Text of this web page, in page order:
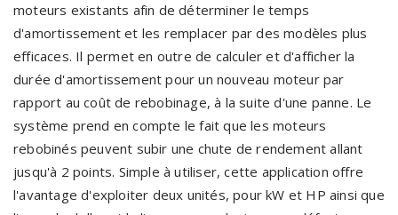
moteurs existants afin de déterminer le temps
d'amortissement et les remplacer par des modèles plus
efficaces. Il permet en outre de calculer et d'afficher la
durée d'amortissement pour un nouveau moteur par
rapport au coût de rebobinage, à la suite d'une panne. Le
système prend en compte le fait que les moteurs
rebobinés peuvent subir une chute de rendement allant
jusqu'à 2 points. Simple à utiliser, cette application offre
l'avantage d'exploiter deux unités, pour kW et HP ainsi que